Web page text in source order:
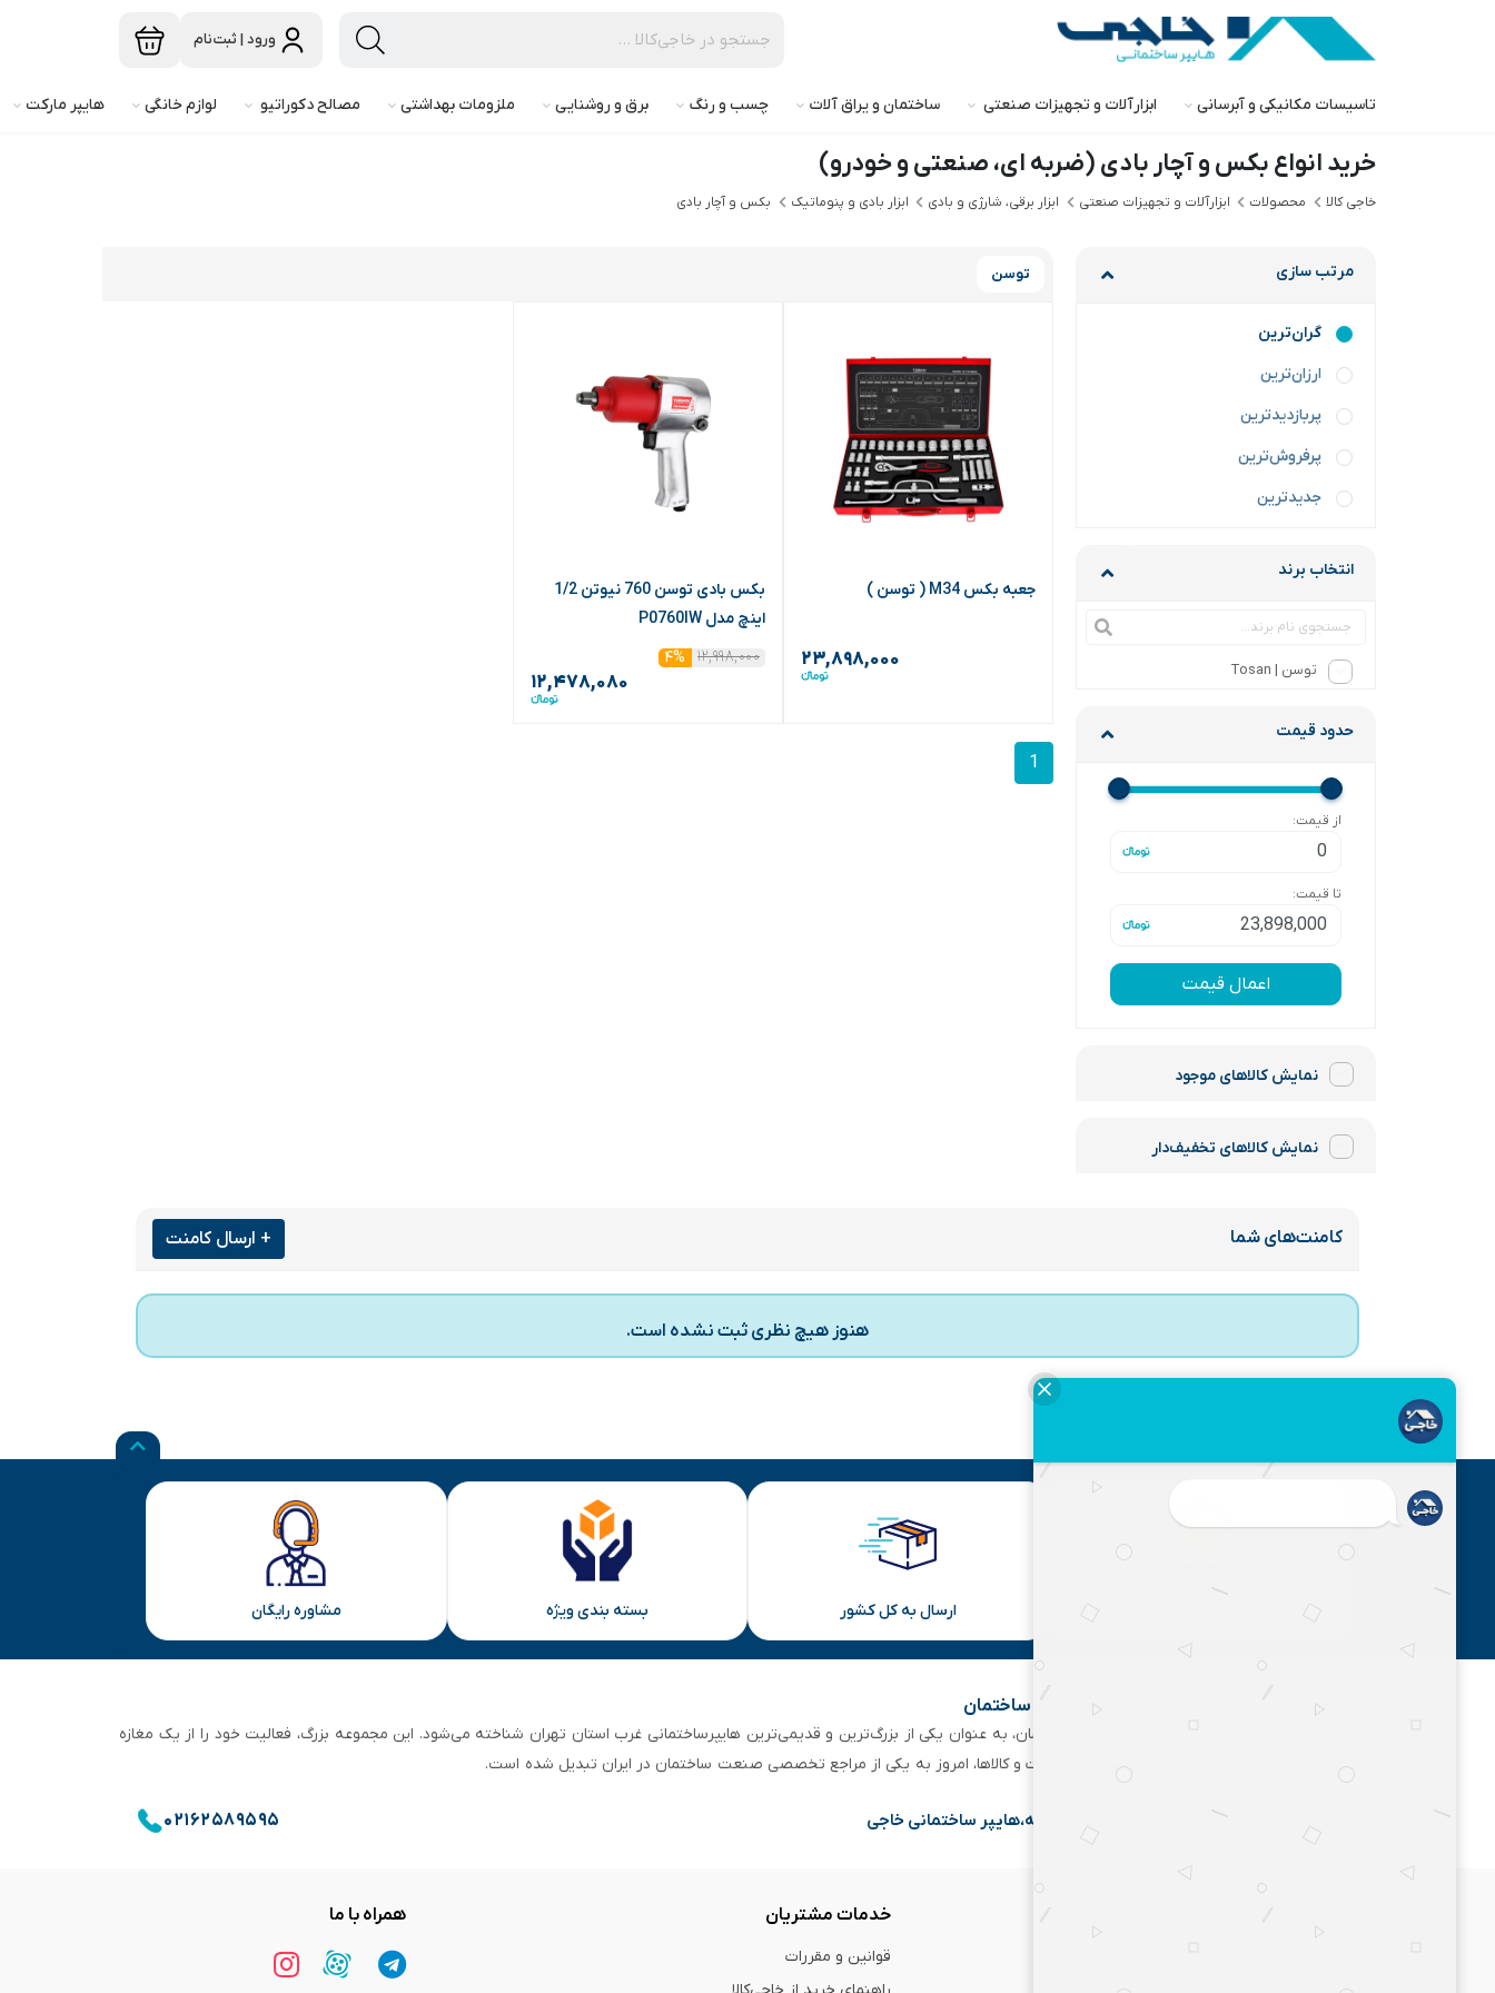
ورود | ثبت‌نام
تاسیسات مکانیکی و آبرسانی ابزارآلات و تجهیزات صنعتی ساختمان و یراق آلات چسب و رنگ برق و روشنایی ملزومات بهداشتی مصالح دکوراتیو لوازم خانگی هایپر مارکت
خرید انواع بکس و آچار بادی (ضربه ای، صنعتی و خودرو)
خاجی‌ کالا محصولات ابزارآلات و تجهیزات صنعتی ابزار برقی، شارژی و بادی ابزار بادی و پنوماتیک بکس و آچار بادی
مرتب سازی
گران‌ترین
ارزان‌ترین
پربازدیدترین
پرفروش‌ترین
جدیدترین
انتخاب برند
توسن | Tosan
حدود قیمت
از قیمت:
تا قیمت:
اعمال قیمت
نمایش کالاهای موجود
نمایش کالاهای تخفیف‌دار
توسن
جعبه بکس M34 ( توسن )
۲۳,۸۹۸,۰۰۰
بکس بادی توسن 760 نیوتن 1/2
اینچ مدل P0760IW
۱۲,۹۹۸,۰۰۰
۴%
۱۲,۴۷۸,۰۸۰
1
کامنت‌های شما + ارسال کامنت
هنوز هیچ نظری ثبت نشده است.
ارسال به کل کشور بسته بندی ویژه مشاوره رایگان
هایپر ساختمانی خاجی‌ کالا | قیمت و خرید لوازم ساختمان
هایپر ساختمانی خاجی‌ با بیش از ۵۰ سال سابقه‌ درخشان، به عنوان یکی از بزرگ‌ترین و قدیمی‌ترین هایپرساختمانی‌ غرب استان تهران شناخته می‌شود. این مجموعه بزرگ، فعالیت خود را از یک مغازه
ابزارفروشی کوچک آغاز کرد و با گسترش تدریجی خدمات و کالاها، امروز به یکی از مراجع تخصصی صنعت ساختمان در ایران تبدیل شده است.
آدرس:جاده شهریار به ملارد،بعد از شهرک جعفریه،هایپر ساختمانی خاجی ۰۲۱۶۲۵۸۹۵۹۵
خدمات مشتریان
قوانین و مقررات
همراه با ما